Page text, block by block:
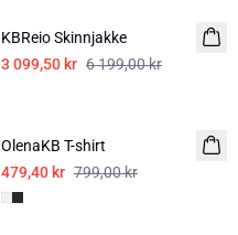
KBReio Skinnjakke
3 099,50 kr 6 199,00 kr
OlenaKB T-shirt
479,40 kr 799,00 kr
-40%